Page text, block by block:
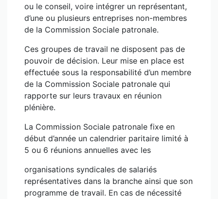
ou le conseil, voire intégrer un représentant,
d’une ou plusieurs entreprises non-membres
de la Commission Sociale patronale.
Ces groupes de travail ne disposent pas de
pouvoir de décision. Leur mise en place est
effectuée sous la responsabilité d’un membre
de la Commission Sociale patronale qui
rapporte sur leurs travaux en réunion
plénière.
La Commission Sociale patronale fixe en
début d’année un calendrier paritaire limité à
5 ou 6 réunions annuelles avec les
organisations syndicales de salariés
représentatives dans la branche ainsi que son
programme de travail. En cas de nécessité